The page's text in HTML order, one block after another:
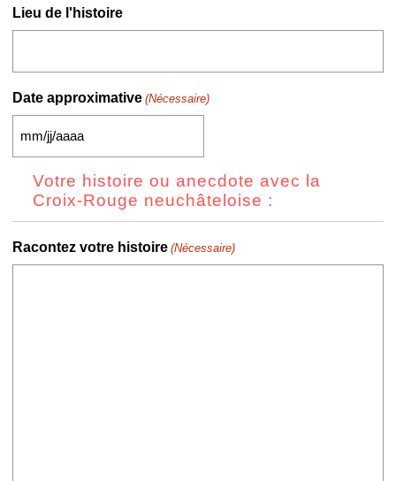
Lieu de l'histoire
Date approximative (Nécessaire)
MM
slash
Votre histoire ou anecdote avec la
Croix-Rouge neuchâteloise :
Racontez votre histoire (Nécessaire)